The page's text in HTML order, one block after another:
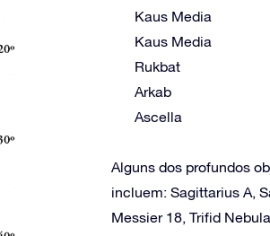
Kaus Media
Kaus Media
Rukbat
Arkab
Ascella
Alguns dos profundos
incluem: Sagittarius A,
Messier 18, Trifid